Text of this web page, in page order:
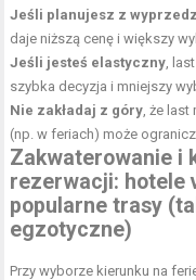
Jeśli planujesz z
daje niższą cenę i większy
Jeśli jesteś elastyczny ,
szybka decyzja i mniejszy
Nie zakładaj z góry , że
(np. w feriach) może
Zakwaterowanie i
rezerwacji: hotele
popularne trasy
egzotyczne)
Przy wyborze kierunku na